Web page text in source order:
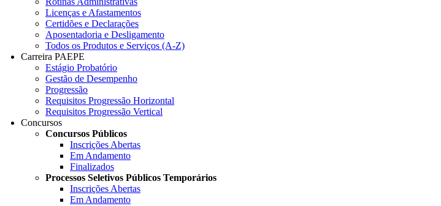
Licenças e Afastamentos
Certidões e Declarações
Aposentadoria e Desligamento
Todos os Produtos e Serviços (A-Z)
Carreira PAEPE
Estágio Probatório
Gestão de Desempenho
Progressão
Requisitos Progressão Horizontal
Requisitos Progressão Vertical
Concursos
Concursos Públicos
Inscrições Abertas
Em Andamento
Finalizados
Processos Seletivos Públicos Temporários
Inscrições Abertas
Em Andamento